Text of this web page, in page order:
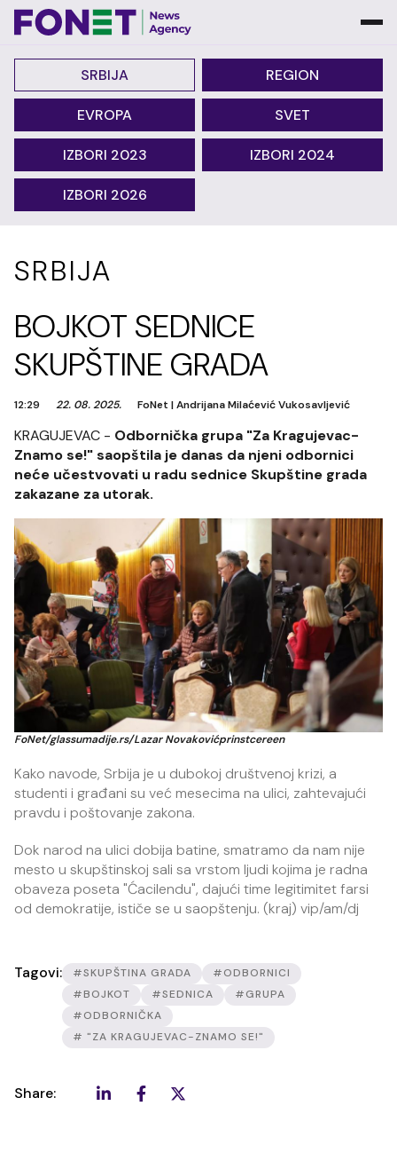
SRBIJA REGION
EVROPA SVET
IZBORI 2023 IZBORI 2024
IZBORI 2026
SRBIJA
BOJKOT SEDNICE
SKUPŠTINE GRADA
12:29 22. 08. 2025. FoNet |Andrijana Milaćević Vukosavljević
KRAGUJEVAC - Odbornička grupa "Za Kragujevac-
Znamo se!" saopštila je danas da njeni odbornici
neće učestvovati u radu sednice Skupštine grada
zakazane za utorak.
FoNet/glassumadije.rs/Lazar Novakovićprinstcereen
Kako navode, Srbija je u dubokoj društvenoj krizi, a
studenti i građani su već mesecima na ulici, zahtevajući
pravdu i poštovanje zakona.
Dok narod na ulici dobija batine, smatramo da nam nije
mesto u skupštinskoj sali sa vrstom ljudi kojima je radna
obaveza poseta "Ćacilendu", dajući time legitimitet farsi
od demokratije, ističe se u saopštenju. (kraj) vip/am/dj
Tagovi: #SKUPŠTINA GRADA
#ODBORNICI
#BOJKOT
#SEDNICA
#GRUPA
#ODBORNIČKA
# "ZA KRAGUJEVAC-ZNAMO SE!"
Share: